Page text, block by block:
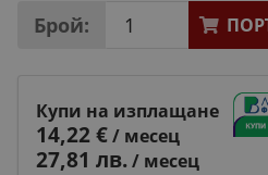
Брой:
Купи на изплащане
14,22 €/ месец
27,81 лв./ месец